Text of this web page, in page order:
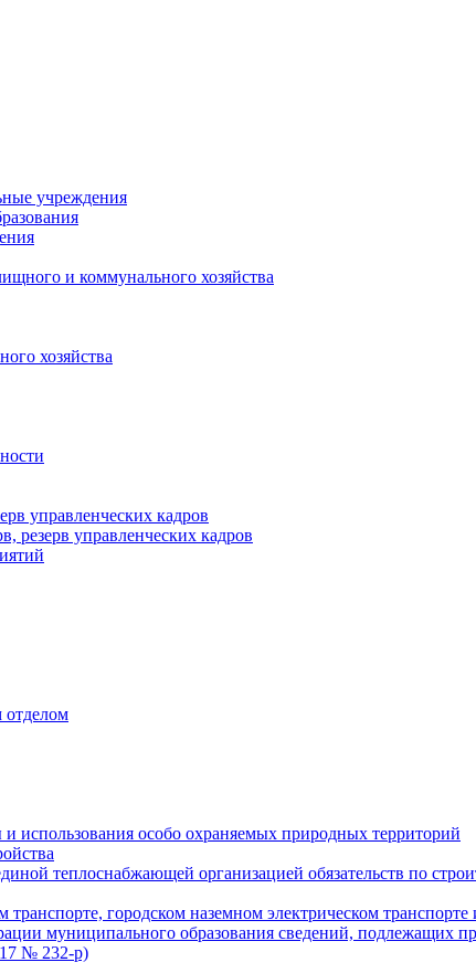
учреждения
и коммунального хозяйства
хозяйства
управленческих кадров
резерв управленческих кадров
отделом
использования особо охраняемых природных территорий
теплоснабжающей организацией обязательств по
городском наземном электрическом транспорте
муниципального образования сведений, подлежащих
№ 232-р)